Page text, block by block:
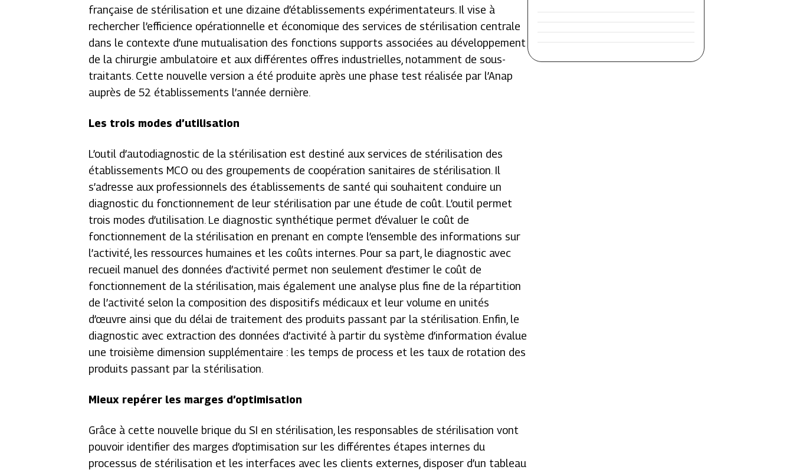
française de stérilisation et une dizaine d’établissements expérimentateurs. Il vise à
rechercher l’efficience opérationnelle et économique des services de stérilisation centrale
dans le contexte d’une mutualisation des fonctions supports associées au développement
de la chirurgie ambulatoire et aux différentes offres industrielles, notamment de sous-
traitants. Cette nouvelle version a été produite après une phase test réalisée par l’Anap
auprès de 52 établissements l’année dernière.
Les trois modes d’utilisation
L’outil d’autodiagnostic de la stérilisation est destiné aux services de stérilisation des
établissements MCO ou des groupements de coopération sanitaires de stérilisation. Il
s’adresse aux professionnels des établissements de santé qui souhaitent conduire un
diagnostic du fonctionnement de leur stérilisation par une étude de coût. L’outil permet
trois modes d’utilisation. Le diagnostic synthétique permet d’évaluer le coût de
fonctionnement de la stérilisation en prenant en compte l’ensemble des informations sur
l’activité, les ressources humaines et les coûts internes. Pour sa part, le diagnostic avec
recueil manuel des données d’activité permet non seulement d’estimer le coût de
fonctionnement de la stérilisation, mais également une analyse plus fine de la répartition
de l’activité selon la composition des dispositifs médicaux et leur volume en unités
d’œuvre ainsi que du délai de traitement des produits passant par la stérilisation. Enfin, le
diagnostic avec extraction des données d’activité à partir du système d’information évalue
une troisième dimension supplémentaire : les temps de process et les taux de rotation des
produits passant par la stérilisation.
Mieux repérer les marges d’optimisation
Grâce à cette nouvelle brique du SI en stérilisation, les responsables de stérilisation vont
pouvoir identifier des marges d’optimisation sur les différentes étapes internes du
processus de stérilisation et les interfaces avec les clients externes, disposer d’un tableau